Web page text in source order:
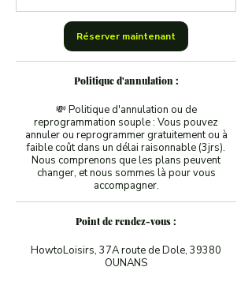
Réserver maintenant
Politique d'annulation :
💸 Politique d'annulation ou de
reprogrammation souple : Vous pouvez
annuler ou reprogrammer gratuitement ou à
faible coût dans un délai raisonnable (3jrs).
Nous comprenons que les plans peuvent
changer, et nous sommes là pour vous
accompagner.
Point de rendez-vous :
HowtoLoisirs, 37A route de Dole, 39380
OUNANS